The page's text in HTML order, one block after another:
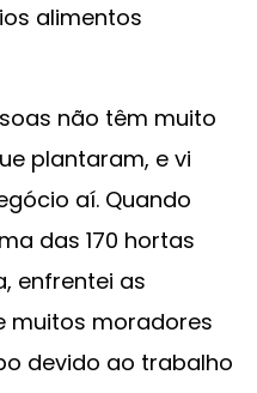
alimentos
não têm muito
plantaram, e vi
aí. Quando
das 170 hortas
enfrentei as
muitos moradores
devido ao trabalho